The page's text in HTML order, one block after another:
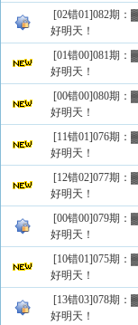
[02错01]082期
好明天！
[01错00]081期
好明天！
[00错00]080期
好明天！
[11错01]076期
好明天！
[12错02]077期
好明天！
[00错00]079期
好明天！
[10错01]075期
好明天！
[13错03]078期
好明天！